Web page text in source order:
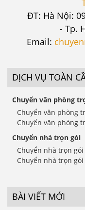
ĐT: Hà Nội:
- Tp.
Email:
DỊCH VỤ TOÀN
Chuyển văn phòng
Chuyển văn phòng
Chuyển văn phòng
Chuyển nhà trọn gói
Chuyển nhà trọn
Chuyển nhà trọn gói
BÀI VIẾT MỚI